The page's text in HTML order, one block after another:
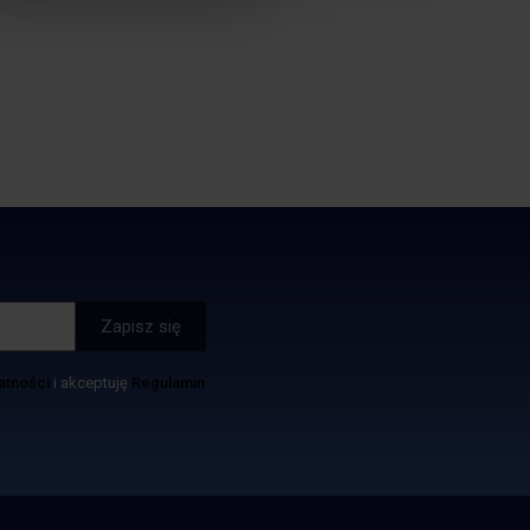
i akceptuję Regulamin